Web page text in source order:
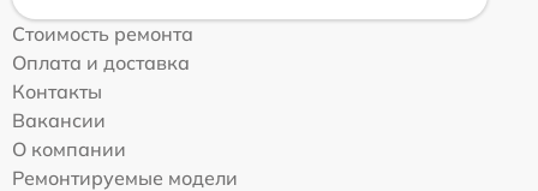
Стоимость ремонта
Оплата и доставка
Контакты
Вакансии
О компании
Ремонтируемые модели